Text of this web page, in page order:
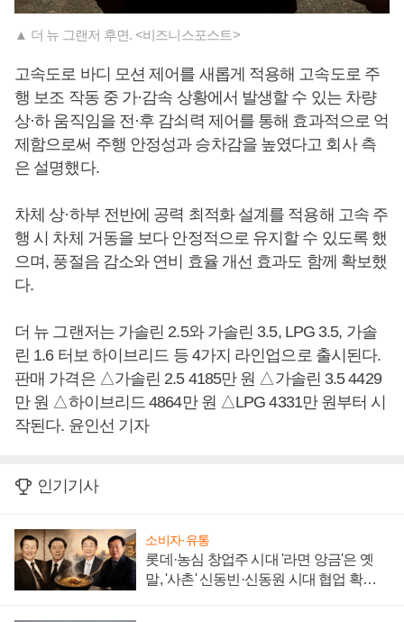
▲ 더 뉴 그랜저 후면. <비즈니스포스트>
고속도로 바디 모션 제어를 새롭게 적용해 고속도로 주
행 보조 작동 중 가·감속 상황에서 발생할 수 있는 차량
상·하 움직임을 전·후 감쇠력 제어를 통해 효과적으로 억
제함으로써 주행 안정성과 승차감을 높였다고 회사 측
은 설명했다.
차체 상·하부 전반에 공력 최적화 설계를 적용해 고속 주
행 시 차체 거동을 보다 안정적으로 유지할 수 있도록 했
으며, 풍절음 감소와 연비 효율 개선 효과도 함께 확보했
다.
더 뉴 그랜저는 가솔린 2.5와 가솔린 3.5, LPG 3.5, 가솔
린 1.6 터보 하이브리드 등 4가지 라인업으로 출시된다.
판매 가격은 △가솔린 2.5 4185만 원 △가솔린 3.5 4429
만 원 △하이브리드 4864만 원 △LPG 4331만 원부터 시
작된다. 윤인선 기자
인기기사
소비자·유통
롯데·농심 창업주 시대 '라면 앙금'은 옛
말, '사촌' 신동빈·신동원 시대 협업 확대